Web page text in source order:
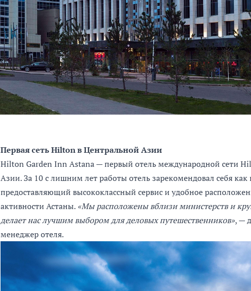
Первая сеть Hilton в Центральной Азии
Hilton Garden Inn Astana — первый отель международной сети
Азии. За 10 с лишним лет работы отель зарекомендовал себя
предоставляющий высококлассный сервис и удобное
активности Астаны.«Мы расположены вблизи министерств и
делает нас лучшим выбором для деловых путешественников», —
менеджер отеля.